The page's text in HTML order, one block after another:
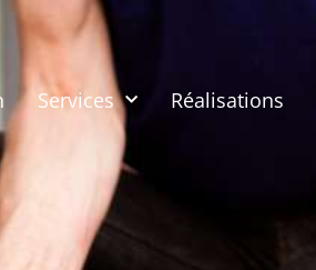
Services Réalisations